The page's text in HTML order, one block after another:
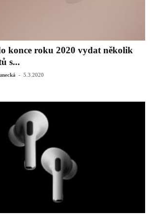
konce roku 2020 vydat několik
s...
- 5.3.2020